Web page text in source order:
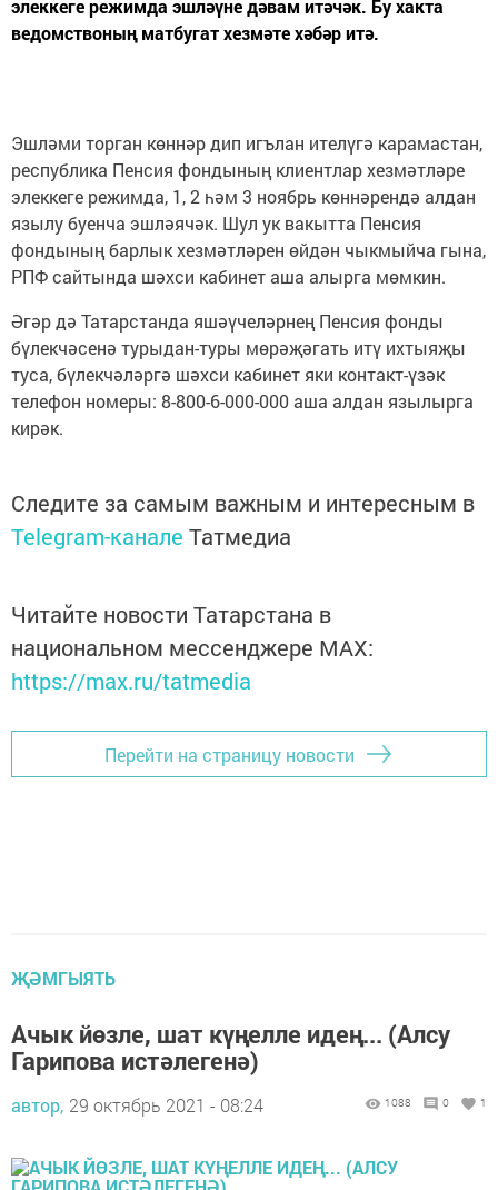
элеккеге режимда эшләүне дәвам итәчәк. Бу хакта
ведомствоның матбугат хезмәте хәбәр итә.
Эшләми торган көннәр дип игълан ителүгә карамастан,
республика Пенсия фондының клиентлар хезмәтләре
элеккеге режимда, 1, 2 һәм 3 ноябрь көннәрендә алдан
язылу буенча эшләячәк. Шул ук вакытта Пенсия
фондының барлык хезмәтләрен өйдән чыкмыйча гына,
РПФ сайтында шәхси кабинет аша алырга мөмкин.
Әгәр дә Татарстанда яшәүчеләрнең Пенсия фонды
бүлекчәсенә турыдан-туры мөрәҗәгать итү ихтыяҗы
туса, бүлекчәләргә шәхси кабинет яки контакт-үзәк
телефон номеры: 8-800-6-000-000 аша алдан язылырга
кирәк.
Следите за самым важным и интересным в
Telegram-канале Татмедиа
Читайте новости Татарстана в
национальном мессенджере MАХ:
https://max.ru/tatmedia
Перейти на страницу новости
ҖӘМГЫЯТЬ
Ачык йөзле, шат күңелле идең... (Алсу
Гарипова истәлегенә)
автор, 29 октябрь 2021 - 08:24 1088 0 1